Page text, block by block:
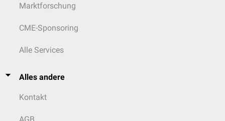
Marktforschung
CME-Sponsoring
Alle Services
Alles andere
Kontakt
AGB